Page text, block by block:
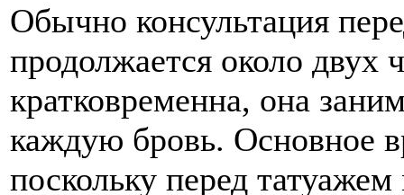
Обычно консультация
продолжается около двух
кратковременна, она
каждую бровь. Основное
поскольку перед